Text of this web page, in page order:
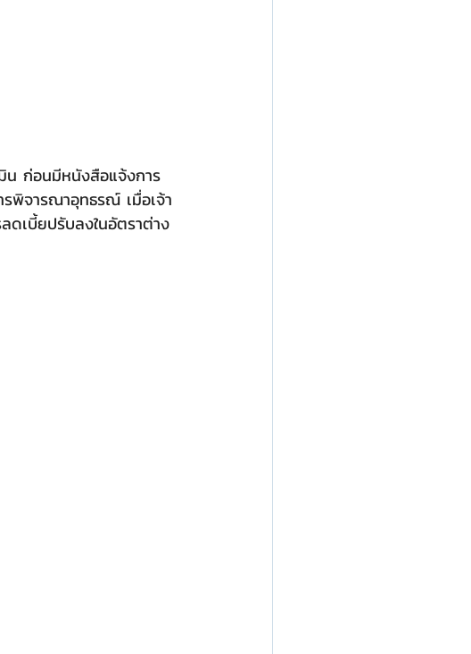
น ก่อนมีหนังสือแจ้งการ
พิจารณาอุทธรณ์ เมื่อเจ้า
ดเบี้ยปรับลงในอัตราต่าง